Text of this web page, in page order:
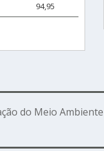
94,95
do Meio Ambiente